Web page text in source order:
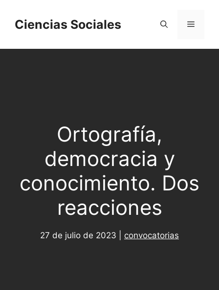
contenido
Ciencias Sociales Menú
Ortografía,
democracia y
conocimiento. Dos
reacciones
27 de julio de 2023 convocatorias